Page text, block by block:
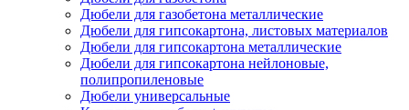
Дюбели для газобетона металлические
Дюбели для гипсокартона, листовых материалов
Дюбели для гипсокартона металлические
Дюбели для гипсокартона нейлоновые,
полипропиленовые
Дюбели универсальные